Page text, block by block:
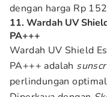
dengan harga Rp
11. Wardah UV
PA+++
Wardah UV Shield
PA+++ adalah
perlindungan